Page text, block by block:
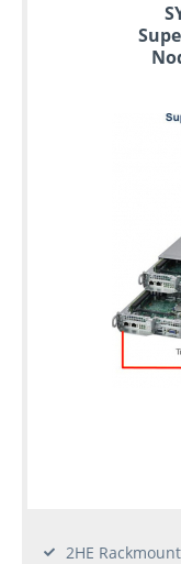
2HE